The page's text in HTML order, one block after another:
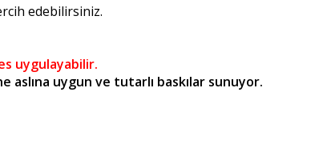
edebilirsiniz.
uygulayabilir.
uygun ve tutarlı baskılar sunuyor.